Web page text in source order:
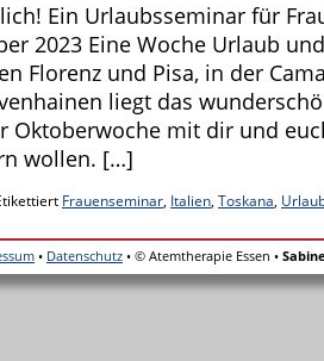
Ein Urlaubsseminar für
2023 Eine Woche Urlaub
Florenz und Pisa, in der
liegt das
Oktoberwoche mit dir und
wollen. […]
Frauenseminar, Italien, Toskana,
• Datenschutz • © Atemtherapie Essen •